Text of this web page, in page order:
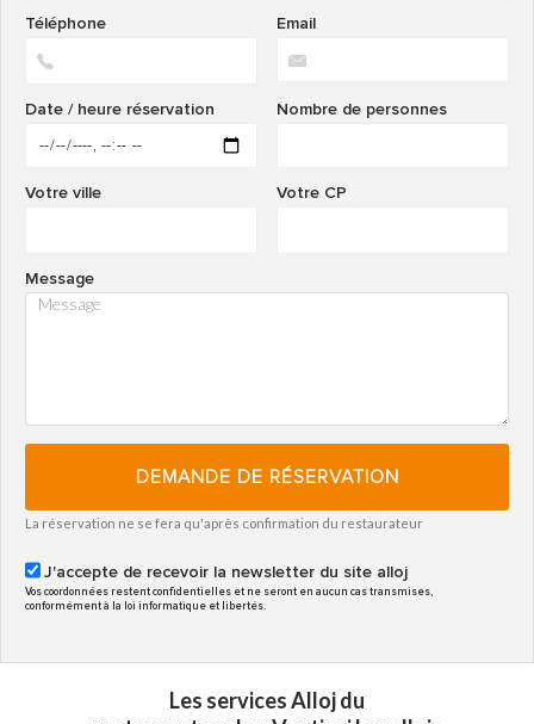
Email
Téléphone
Nombre de personnes
Date / heure réservation
Votre CP
Votre ville
Message
DEMANDE DE RÉSERVATION
La réservation ne se fera qu'après confirmation du restaurateur
J'accepte de recevoir la newsletter du site alloj
Vos coordonnées restent confidentielles et ne seront en aucun cas transmises,
conformément à la loi informatique et libertés.
Les services Alloj du